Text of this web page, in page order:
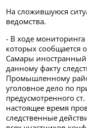
На сложившуюся
ведомства.
- В ходе
которых сообщается
Самары
данному факту
Промышленному
уголовное дело по
предусмотренного
настоящее время
следственные